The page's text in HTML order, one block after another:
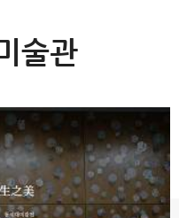
술관